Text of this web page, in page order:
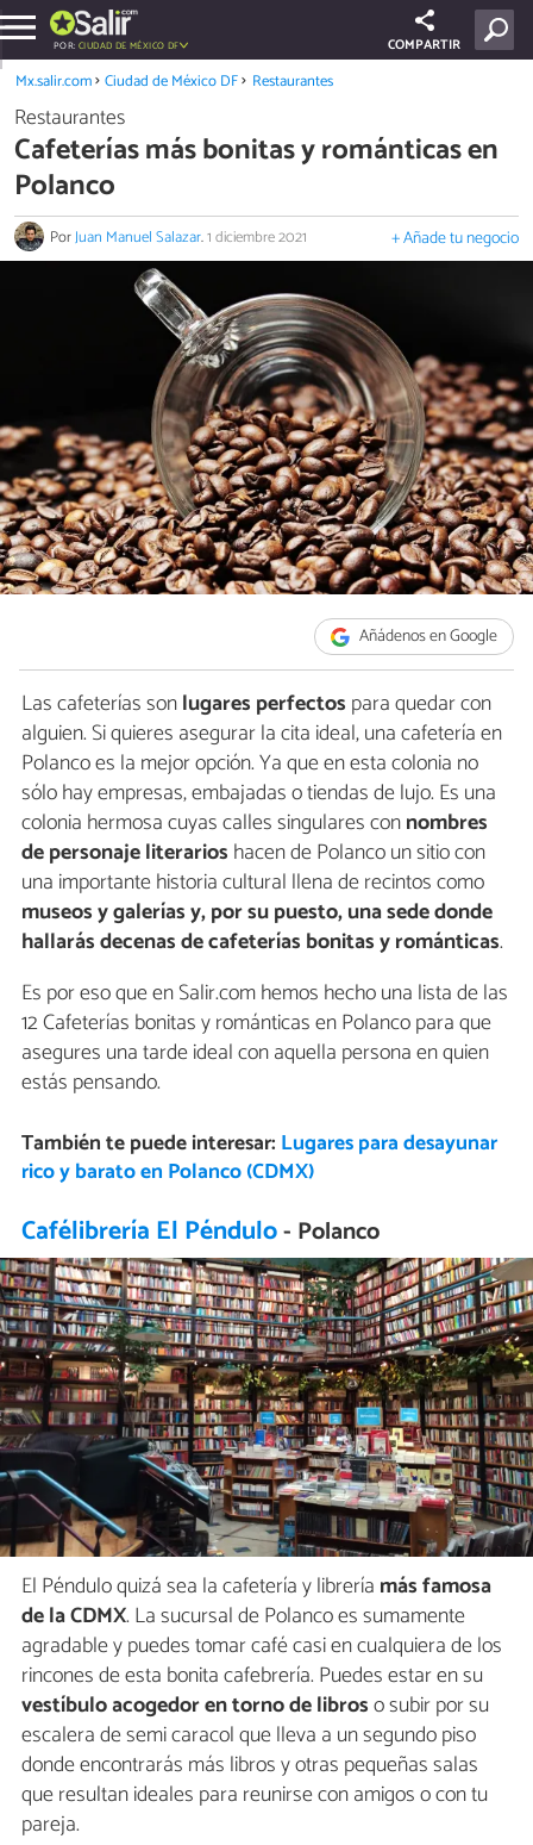
POR: CIUDAD DE MÉXICO DF COMPARTIR
Mx.salir.com Ciudad de México DF Restaurantes
Restaurantes
Cafeterías más bonitas y románticas en
Polanco
PorJuan Manuel Salazar.1 diciembre 2021 + Añade tu negocio
Añádenos en Google
Las cafeterías sonlugares perfectos para quedar con
alguien. Si quieres asegurar la cita ideal, una cafetería en
Polanco es la mejor opción. Ya que en esta colonia no
sólo hay empresas, embajadas o tiendas de lujo. Es una
colonia hermosa cuyas calles singulares connombres
de personaje literarios hacen de Polanco un sitio con
una importante historia cultural llena de recintos como
museos y galerías y, por su puesto, una sede donde
hallarás decenas de cafeterías bonitas y románticas.
Es por eso que en Salir.com hemos hecho una lista de las
12 Cafeterías bonitas y románticas en Polanco para que
asegures una tarde ideal con aquella persona en quien
estás pensando.
También te puede interesar: Lugares para desayunar
rico y barato en Polanco (CDMX)
Cafélibrería El Péndulo- Polanco
El Péndulo quizá sea la cafetería y librería más famosa
de la CDMX. La sucursal de Polanco es sumamente
agradable y puedes tomar café casi en cualquiera de los
rincones de esta bonita cafebrería. Puedes estar en su
vestíbulo acogedor en torno de libroso subir por su
escalera de semi caracol que lleva a un segundo piso
donde encontrarás más libros y otras pequeñas salas
que resultan ideales para reunirse con amigos o con tu
pareja.